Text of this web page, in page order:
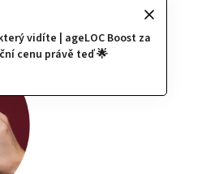
vidíte | ageLOC Boost za
cenu právě teď 🌟
18